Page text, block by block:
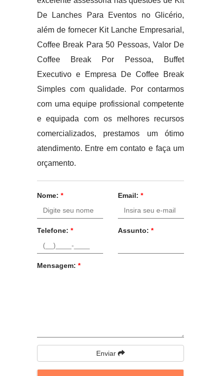
De Lanches Para Eventos no Glicério,
além de fornecer Kit Lanche Empresarial,
Coffee Break Para 50 Pessoas, Valor De
Coffee Break Por Pessoa, Buffet
Executivo e Empresa De Coffee Break
Simples com qualidade. Por contarmos
com uma equipe profissional competente
e equipada com os melhores recursos
comercializados, prestamos um ótimo
atendimento. Entre em contato e faça um
orçamento.
Nome: * Email: *
Telefone: * Assunto: *
Mensagem: *
Enviar